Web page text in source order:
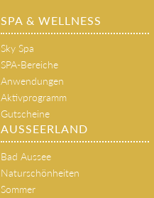
SPA & WELLNESS
Sky Spa
SPA-Bereiche
Anwendungen
Aktivprogramm
Gutscheine
AUSSEERLAND
Bad Aussee
Naturschönheiten
Sommer